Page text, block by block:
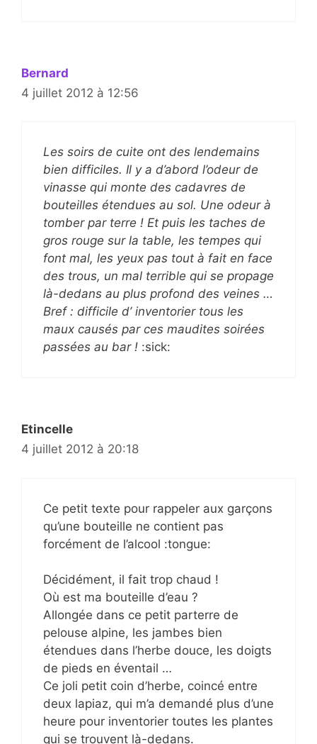
Bernard
4 juillet 2012 à 12:56
Les soirs de cuite ont des lendemains
bien difficiles. Il y a d’abord l’odeur de
vinasse qui monte des cadavres de
bouteilles étendues au sol. Une odeur à
tomber par terre ! Et puis les taches de
gros rouge sur la table, les tempes qui
font mal, les yeux pas tout à fait en face
des trous, un mal terrible qui se propage
là-dedans au plus profond des veines …
Bref : difficile d’ inventorier tous les
maux causés par ces maudites soirées
passées au bar ! :sick:
Etincelle
4 juillet 2012 à 20:18
Ce petit texte pour rappeler aux garçons
qu’une bouteille ne contient pas
forcément de l’alcool :tongue:
Décidément, il fait trop chaud !
Où est ma bouteille d’eau ?
Allongée dans ce petit parterre de
pelouse alpine, les jambes bien
étendues dans l’herbe douce, les doigts
de pieds en éventail …
Ce joli petit coin d’herbe, coincé entre
deux lapiaz, qui m’a demandé plus d’une
heure pour inventorier toutes les plantes
qui se trouvent là-dedans.